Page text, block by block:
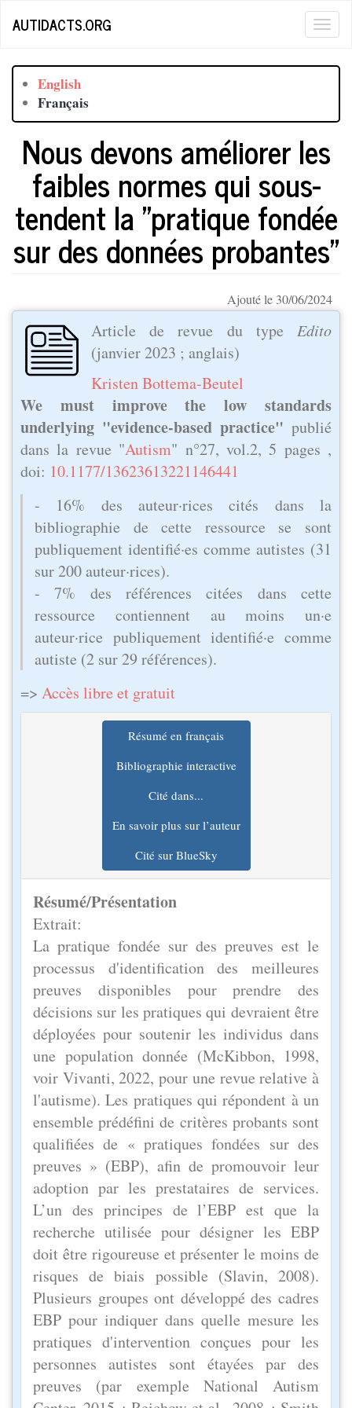
AUTIDACTS.ORG
English
Français
Nous devons améliorer les
faibles normes qui sous-
tendent la "pratique fondée
sur des données probantes"
Ajouté le 30/06/2024
Article de revue du type Edito
(janvier 2023 ; anglais)
Kristen Bottema-Beutel
We must improve the low standards
underlying "evidence-based practice" publié
dans la revue "Autism" n°27, vol.2, 5 pages ,
doi: 10.1177/13623613221146441
- 16% des auteur·rices cités dans la
bibliographie de cette ressource se sont
publiquement identifié·es comme autistes (31
sur 200 auteur·rices).
- 7% des références citées dans cette
ressource contiennent au moins un·e
auteur·rice publiquement identifié·e comme
autiste (2 sur 29 références).
=> Accès libre et gratuit
Résumé en français
Bibliographie interactive
Cité dans...
En savoir plus sur l’auteur
Cité sur BlueSky
Résumé/Présentation
Extrait:
La pratique fondée sur des preuves est le
processus d'identification des meilleures
preuves disponibles pour prendre des
décisions sur les pratiques qui devraient être
déployées pour soutenir les individus dans
une population donnée (McKibbon, 1998,
voir Vivanti, 2022, pour une revue relative à
l'autisme). Les pratiques qui répondent à un
ensemble prédéfini de critères probants sont
qualifiées de « pratiques fondées sur des
preuves » (EBP), afin de promouvoir leur
adoption par les prestataires de services.
L’un des principes de l’EBP est que la
recherche utilisée pour désigner les EBP
doit être rigoureuse et présenter le moins de
risques de biais possible (Slavin, 2008).
Plusieurs groupes ont développé des cadres
EBP pour indiquer dans quelle mesure les
pratiques d'intervention conçues pour les
personnes autistes sont étayées par des
preuves (par exemple National Autism